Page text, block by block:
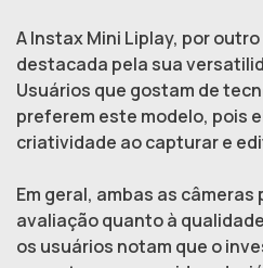
A Instax Mini Liplay, por
destacada pela sua
Usuários que gostam de
preferem este modelo, pois
criatividade ao capturar e
Em geral, ambas as câmeras
avaliação quanto à
os usuários notam que o